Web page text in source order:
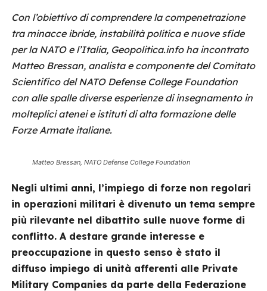
Con l’obiettivo di comprendere la compenetrazione
tra minacce ibride, instabilità politica e nuove sfide
per la NATO e l’Italia, Geopolitica.info ha incontrato
Matteo Bressan, analista e componente del Comitato
Scientifico del NATO Defense College Foundation
con alle spalle diverse esperienze di insegnamento in
molteplici atenei e istituti di alta formazione delle
Forze Armate italiane.
Matteo Bressan, NATO Defense College Foundation
Negli ultimi anni, l’impiego di forze non regolari
in operazioni militari è divenuto un tema sempre
più rilevante nel dibattito sulle nuove forme di
conflitto. A destare grande interesse e
preoccupazione in questo senso è stato il
diffuso impiego di unità afferenti alle Private
Military Companies da parte della Federazione